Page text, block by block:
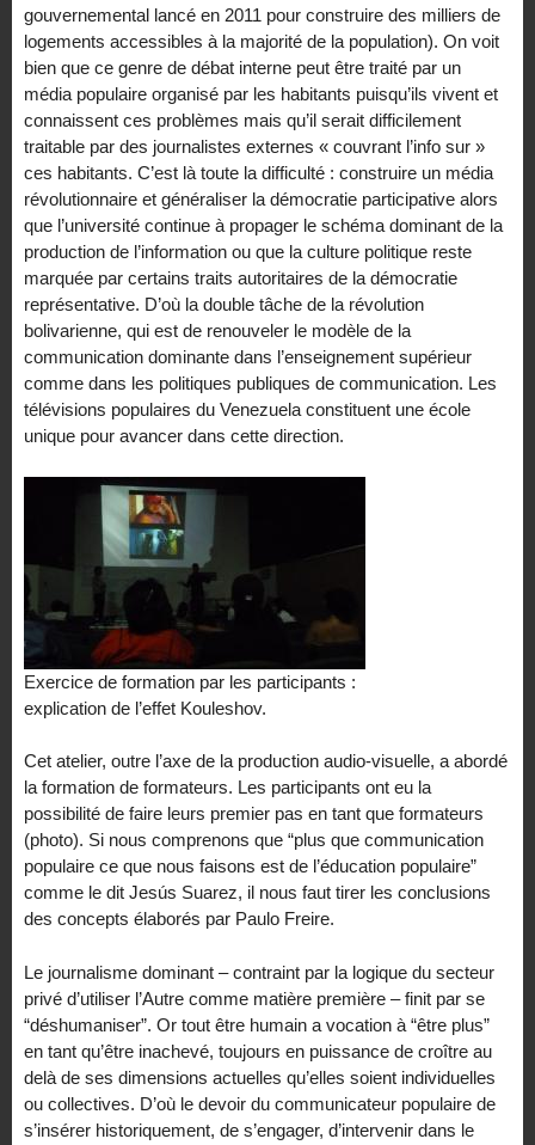
gouvernemental lancé en 2011 pour construire des milliers de
logements accessibles à la majorité de la population). On voit
bien que ce genre de débat interne peut être traité par un
média populaire organisé par les habitants puisqu’ils vivent et
connaissent ces problèmes mais qu’il serait difficilement
traitable par des journalistes externes « couvrant l’info sur »
ces habitants. C’est là toute la difficulté : construire un média
révolutionnaire et généraliser la démocratie participative alors
que l’université continue à propager le schéma dominant de la
production de l’information ou que la culture politique reste
marquée par certains traits autoritaires de la démocratie
représentative. D’où la double tâche de la révolution
bolivarienne, qui est de renouveler le modèle de la
communication dominante dans l’enseignement supérieur
comme dans les politiques publiques de communication. Les
télévisions populaires du Venezuela constituent une école
unique pour avancer dans cette direction.
Exercice de formation par les participants :
explication de l’effet Kouleshov.
Cet atelier, outre l’axe de la production audio-visuelle, a abordé
la formation de formateurs. Les participants ont eu la
possibilité de faire leurs premier pas en tant que formateurs
(photo). Si nous comprenons que “plus que communication
populaire ce que nous faisons est de l’éducation populaire”
comme le dit Jesús Suarez, il nous faut tirer les conclusions
des concepts élaborés par Paulo Freire.
Le journalisme dominant – contraint par la logique du secteur
privé d’utiliser l’Autre comme matière première – finit par se
“déshumaniser”. Or tout être humain a vocation à “être plus”
en tant qu’être inachevé, toujours en puissance de croître au
delà de ses dimensions actuelles qu’elles soient individuelles
ou collectives. D’où le devoir du communicateur populaire de
s’insérer historiquement, de s’engager, d’intervenir dans le